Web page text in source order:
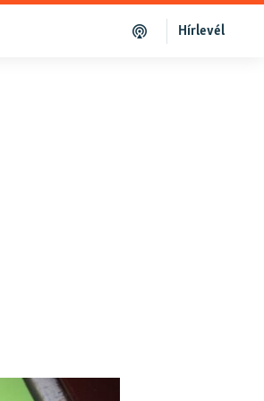
Hírlevél